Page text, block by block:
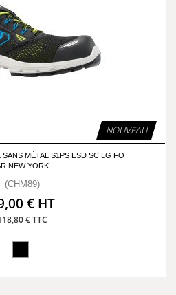
NOUVEAU
MÉTAL S1PS ESD SC LG FO
NEW YORK
(CHM89)
€ HT
€ TTC